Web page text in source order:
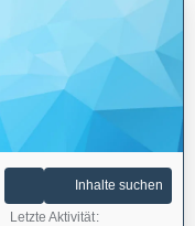
Inhalte suchen
Letzte Aktivität